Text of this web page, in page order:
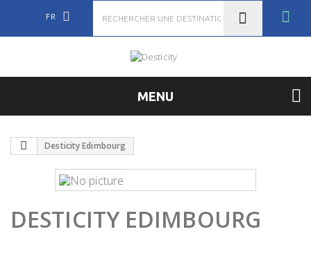
FR
MENU
Desticity Edimbourg
DESTICITY EDIMBOURG